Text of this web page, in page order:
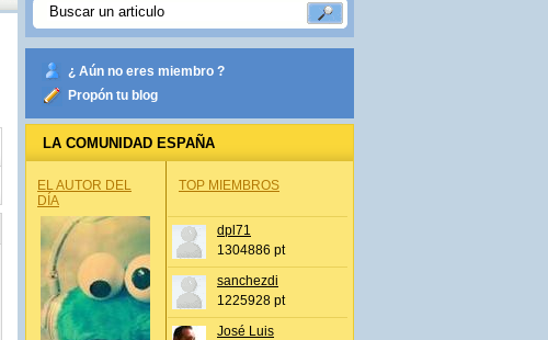
¿ Aún no eres miembro ?
Propón tu blog
LA COMUNIDAD ESPAÑA
EL AUTOR DEL
DÍA
TOP MIEMBROS
dpl71
1304886 pt
sanchezdi
1225928 pt
José Luis